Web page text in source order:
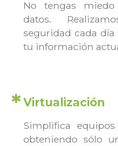
No tengas
datos.
seguridad cada día
tu información
Virtualización
Simplifica
obteniendo sólo